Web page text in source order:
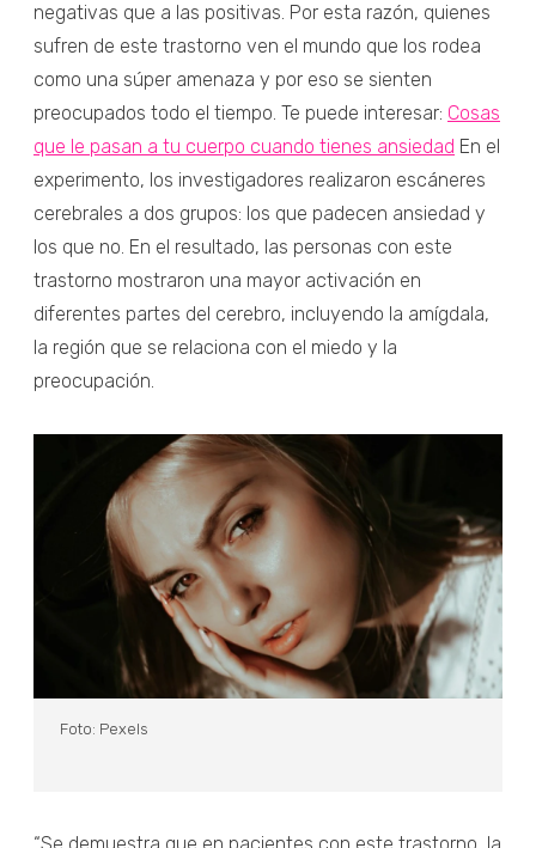
negativas que a las positivas. Por esta razón, quienes
sufren de este trastorno ven el mundo que los rodea
como una súper amenaza y por eso se sienten
preocupados todo el tiempo. Te puede interesar: Cosas
que le pasan a tu cuerpo cuando tienes ansiedad En el
experimento, los investigadores realizaron escáneres
cerebrales a dos grupos: los que padecen ansiedad y
los que no. En el resultado, las personas con este
trastorno mostraron una mayor activación en
diferentes partes del cerebro, incluyendo la amígdala,
la región que se relaciona con el miedo y la
preocupación.
Foto: Pexels